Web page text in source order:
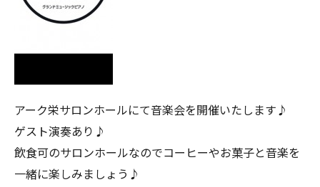
アーク栄サロンホールにて音楽会を開催いたします♪
ゲスト演奏あり♪
飲食可のサロンホールなのでコーヒーやお菓子と音楽を
一緒に楽しみましょう♪